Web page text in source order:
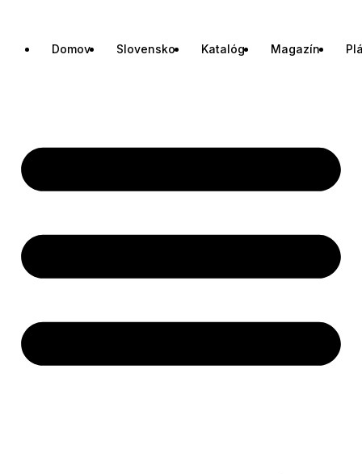
Domov Slovensko Katalóg Magazín